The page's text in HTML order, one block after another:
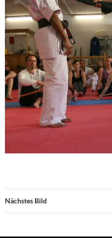
Nächstes Bild